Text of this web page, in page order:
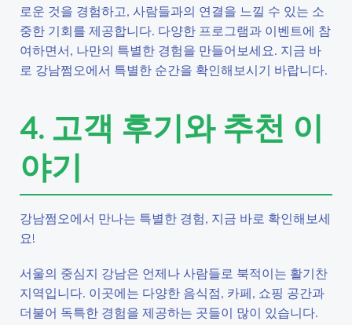
로운 것을 경험하고, 사람들과의 연결을 느낄 수 있는 소
중한 기회를 제공합니다. 다양한 프로그램과 이벤트에 참
여하면서, 나만의 특별한 경험을 만들어보세요. 지금 바
로 강남쩜오에서 특별한 순간을 확인해보시기 바랍니다.
4. 고객 후기와 추천 이
야기
강남쩜오에서 만나는 특별한 경험, 지금 바로 확인해보세
요!
서울의 중심지 강남은 언제나 사람들로 북적이는 활기찬
지역입니다. 이곳에는 다양한 음식점, 카페, 쇼핑 공간과
더불어 독특한 경험을 제공하는 곳들이 많이 있습니다.